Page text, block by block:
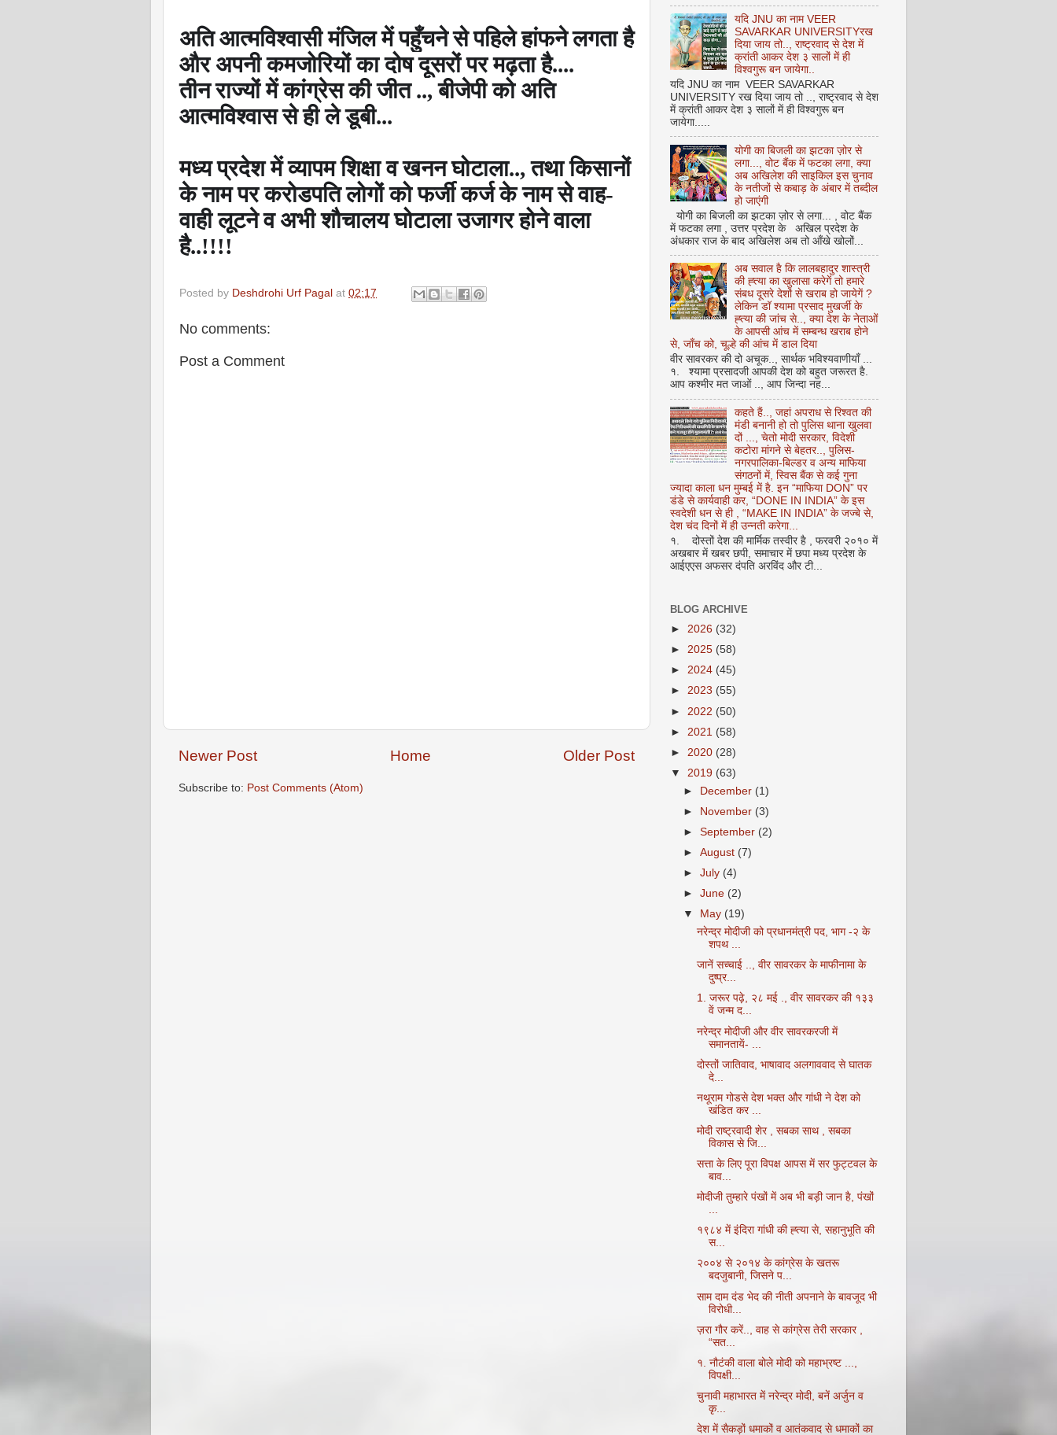
अति आत्मविश्वासी मंजिल में पहुँचने से पहिले हांफने लगता है
और अपनी कमजोरियों का दोष दूसरों पर मढ़ता है....
तीन राज्यों में कांग्रेस की जीत ..,बीजेपी को अति
आत्मविश्वास से ही ले डूबी...
मध्य प्रदेश में व्यापम शिक्षा व खनन घोटाला..,तथा किसानों
के नाम पर करोडपति लोगों को फर्जी कर्ज के नाम से वाह-
वाही लूटने व अभी शौचालय घोटाला उजागर होने वाला
है..!!!!
Posted by Deshdrohi Urf Pagal at 02:17
No comments:
Post a Comment
Newer Post Older Post
Home
Subscribe to: Post Comments (Atom)
यदि JNU का नाम VEER
SAVARKAR UNIVERSITYरख
दिया जाय तो.., राष्ट्रवाद से देश में
क्रांती आकर देश ३ सालों में ही
विश्वगुरू बन जायेगा..
यदि JNU का नाम VEER SAVARKAR
UNIVERSITY रख दिया जाय तो .., राष्ट्रवाद से देश
में क्रांती आकर देश ३ सालों में ही विश्वगुरू बन
जायेगा.....
योगी का बिजली का झटका ज़ोर से
लगा..., वोट बैंक में फटका लगा, क्या
अब अखिलेश की साइकिल इस चुनाव
के नतीजों से कबाड़ के अंबार में तब्दील
हो जाएंगी
योगी का बिजली का झटका ज़ोर से लगा... , वोट बैंक
में फटका लगा , उत्तर प्रदेश के अखिल प्रदेश के
अंधकार राज के बाद अखिलेश अब तो आँखे खोलों...
अब सवाल है कि लालबहादुर शास्त्री
की ह्त्या का खुलासा करेगें तो हमारे
संबध दूसरे देशों से खराब हो जायेगें ?
लेकिन डॉ श्यामा प्रसाद मुखर्जी के
ह्त्या की जांच से.., क्या देश के नेताओं
के आपसी आंच में सम्बन्ध खराब होने
से, जाँच को, चूल्हे की आंच में डाल दिया
वीर सावरकर की दो अचूक.., सार्थक भविश्यवाणीयाँ ...
१. श्यामा प्रसादजी आपकी देश को बहुत जरूरत है.
आप कश्मीर मत जाओं .., आप जिन्दा नह...
कहते हैं.., जहां अपराध से रिश्वत की
मंडी बनानी हो तो पुलिस थाना खुलवा
दों ..., चेतो मोदी सरकार, विदेशी
कटोरा मांगने से बेहतर.., पुलिस-
नगरपालिका-बिल्डर व अन्य माफिया
संगठनों में, स्विस बैंक से कई गुना
ज्यादा काला धन मुम्बई में है. इन “माफिया DON” पर
डंडे से कार्यवाही कर, “DONE IN INDIA” के इस
स्वदेशी धन से ही , “MAKE IN INDIA” के जज्बे से,
देश चंद दिनों में ही उन्नती करेगा...
१. दोस्तों देश की मार्मिक तस्वीर है , फरवरी २०१० में
अखबार में खबर छपी, समाचार में छपा मध्य प्रदेश के
आईएएस अफसर दंपति अरविंद और टी...
BLOG ARCHIVE
► 2026 (32)
► 2025 (58)
► 2024 (45)
► 2023 (55)
► 2022 (50)
► 2021 (58)
► 2020 (28)
▼ 2019 (63)
► December (1)
►
November (3)
►September (2)
►August (7)
►July (4)
►June (2)
▼
May (19)
नरेन्द्र मोदीजी को प्रधानमंत्री पद, भाग -२ के
शपथ ...
जानें सच्चाई .., वीर सावरकर के माफीनामा के
दुष्प्र...
1. जरूर पढ़े, २८ मई ., वीर सावरकर की १३३
वें जन्म द...
नरेन्द्र मोदीजी और वीर सावरकरजी में
समानतायें- ...
दोस्तों जातिवाद, भाषावाद अलगाववाद से घातक
दे...
नथूराम गोडसे देश भक्त और गांधी ने देश को
खंडित कर ...
मोदी राष्ट्रवादी शेर , सबका साथ , सबका
विकास से जि...
सत्ता के लिए पूरा विपक्ष आपस में सर फुट्टवल के
बाव...
मोदीजी तुम्हारे पंखों में अब भी बड़ी जान है, पंखों
...
१९८४ में इंदिरा गांधी की ह्त्या से, सहानुभूति की
स...
२००४ से २०१४ के कांग्रेस के खतरू
बदजुबानी, जिसने प...
साम दाम दंड भेद की नीती अपनाने के बावजूद भी
विरोधी...
ज़रा गौर करें.., वाह से कांग्रेस तेरी सरकार ,
“सत...
१. नौटंकी वाला बोले मोदी को महाभ्रष्ट ...,
विपक्षी...
चुनावी महाभारत में नरेन्द्र मोदी, बनें अर्जुन व
कृ...
देश में सैकड़ों धमाकों व आतंकवाद से धमाकों का